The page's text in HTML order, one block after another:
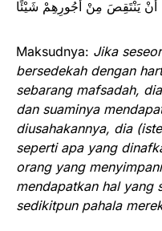
أَنْ يَنْتَقِصَ مِنْ أُجُورِهِمْ شَيْئًا
Maksudnya: Jika
bersedekah dengan
sebarang mafsadah,
dan suaminya
diusahakannya, dia
seperti apa yang
orang yang
mendapatkan hal yang
sedikitpun pahala